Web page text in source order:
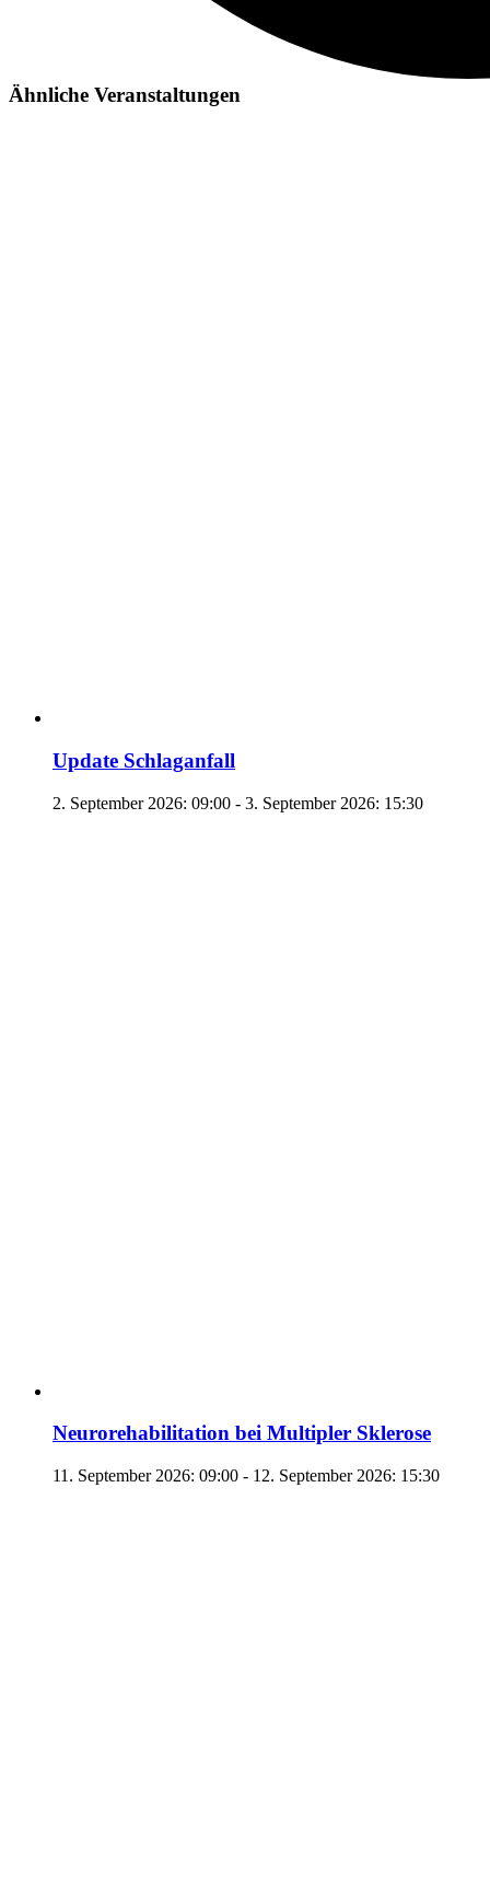
Ähnliche Veranstaltungen
Update Schlaganfall
2. September 2026: 09:00 - 3. September 2026: 15:30
Neurorehabilitation bei Multipler Sklerose
11. September 2026: 09:00 - 12. September 2026: 15:30